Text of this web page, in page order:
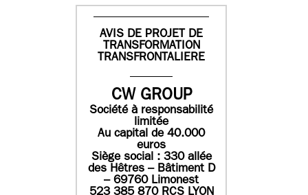
AVIS DE PROJET DE
TRANSFORMATION
TRANSFRONTALIERE
CW GROUP
Société à responsabilité
limitée
Au capital de 40.000
euros
Siège social : 330 allée
des Hêtres – Bâtiment D
– 69760 Limonest
523 385 870 RCS LYON